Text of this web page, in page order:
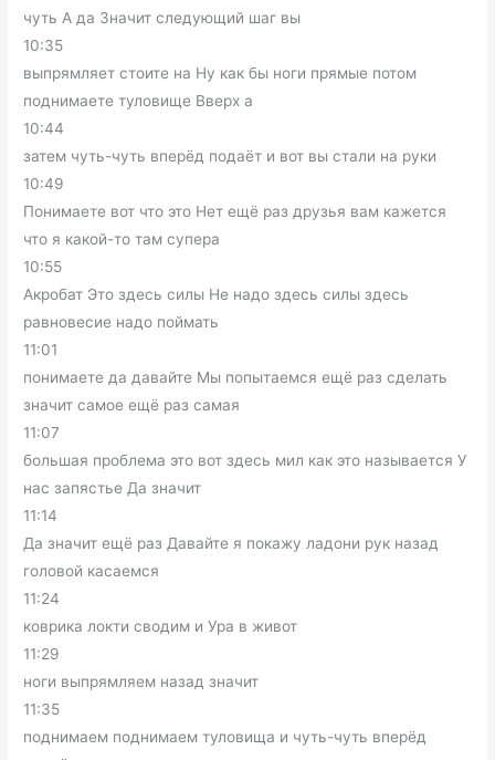
чуть А да Значит следующий шаг вы
10:35
выпрямляет стоите на Ну как бы ноги прямые потом
поднимаете туловище Вверх а
10:44
затем чуть-чуть вперёд подаёт и вот вы стали на руки
10:49
Понимаете вот что это Нет ещё раз друзья вам кажется
что я какой-то там супера
10:55
Акробат Это здесь силы Не надо здесь силы здесь
равновесие надо поймать
11:01
понимаете да давайте Мы попытаемся ещё раз сделать
значит самое ещё раз самая
11:07
большая проблема это вот здесь мил как это называется У
нас запястье Да значит
11:14
Да значит ещё раз Давайте я покажу ладони рук назад
головой касаемся
11:24
коврика локти сводим и Ура в живот
11:29
ноги выпрямляем назад значит
11:35
поднимаем поднимаем туловища и чуть-чуть вперёд